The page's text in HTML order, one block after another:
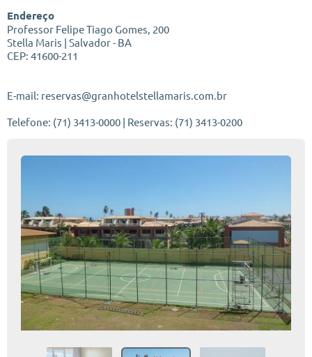
Endereço
Professor Felipe Tiago Gomes, 200
Stella Maris | Salvador - BA
CEP: 41600-211
E-mail: reservas@granhotelstellamaris.com.br
Telefone: (71) 3413-0000 | Reservas: (71) 3413-0200